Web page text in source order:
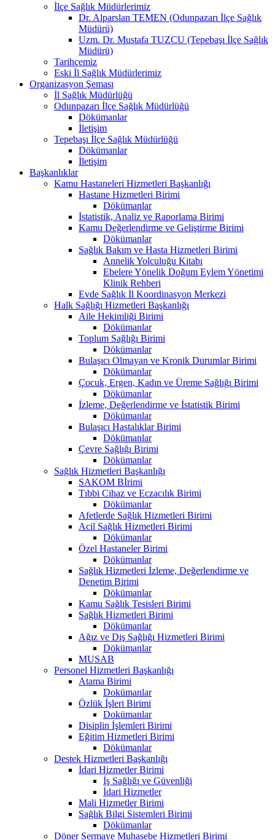
İlçe Sağlık Müdürlerimiz
Dr. Alparslan TEMEN (Odunpazarı İlçe Sağlık
Müdürü)
Uzm. Dr. Mustafa TUZCU (Tepebaşı İlçe Sağlık
Müdürü)
Tarihçemiz
Eski İl Sağlık Müdürlerimiz
Organizasyon Şeması
İl Sağlık Müdürlüğü
Odunpazarı İlçe Sağlık Müdürlüğü
Dökümanlar
İletişim
Tepebaşı İlçe Sağlık Müdürlüğü
Dökümanlar
İletişim
Başkanlıklar
Kamu Hastaneleri Hizmetleri Başkanlığı
Hastane Hizmetleri Birimi
Dökümanlar
İstatistik, Analiz ve Raporlama Birimi
Kamu Değerlendirme ve Geliştirme Birimi
Dökümanlar
Sağlık Bakım ve Hasta Hizmetleri Birimi
Annelik Yolculuğu Kitabı
Ebelere Yönelik Doğum Eylem Yönetimi
Klinik Rehberi
Evde Sağlık İl Koordinasyon Merkezi
Halk Sağlığı Hizmetleri Başkanlığı
Aile Hekimliği Birimi
Dökümanlar
Toplum Sağlığı Birimi
Dökümanlar
Bulaşıcı Olmayan ve Kronik Durumlar Birimi
Dökümanlar
Çocuk, Ergen, Kadın ve Üreme Sağlığı Birimi
Dökümanlar
İzleme, Değerlendirme ve İstatistik Birimi
Dökümanlar
Bulaşıcı Hastalıklar Birimi
Dökümanlar
Çevre Sağlığı Birimi
Dökümanlar
Sağlık Hizmetleri Başkanlığı
SAKOM Bİrimi
Tıbbi Cihaz ve Eczacılık Birimi
Dökümanlar
Afetlerde Sağlık Hizmetleri Birimi
Acil Sağlık Hizmetleri Birimi
Dökümanlar
Özel Hastaneler Birimi
Dökümanlar
Sağlık Hizmetleri İzleme, Değerlendirme ve
Denetim Birimi
Dökümanlar
Kamu Sağlık Tesisleri Birimi
Sağlık Hizmetleri Birimi
Dökümanlar
Ağız ve Diş Sağlığı Hizmetleri Birimi
Dökümanlar
MUSAB
Personel Hizmetleri Başkanlığı
Atama Birimi
Dokümanlar
Özlük İşleri Birimi
Dokümanlar
Disiplin İşlemleri Birimi
Eğitim Hizmetleri Birimi
Dökümanlar
Destek Hizmetleri Başkanlığı
İdari Hizmetler Birimi
İş Sağlığı ve Güvenliği
İdari Hizmetler
Mali Hizmetler Birimi
Sağlık Bilgi Sistemleri Birimi
Dökümanlar
Döner Sermaye Muhasebe Hizmetleri Birimi